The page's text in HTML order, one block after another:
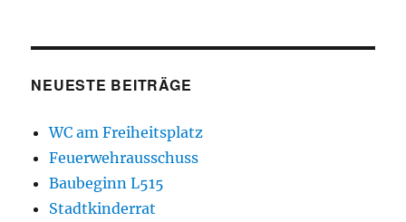
NEUESTE BEITRÄGE
WC am Freiheitsplatz
Feuerwehrausschuss
Baubeginn L515
Stadtkinderrat